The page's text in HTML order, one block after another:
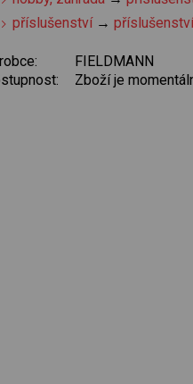
příslušenství→
FIELDMANN
Zboží je